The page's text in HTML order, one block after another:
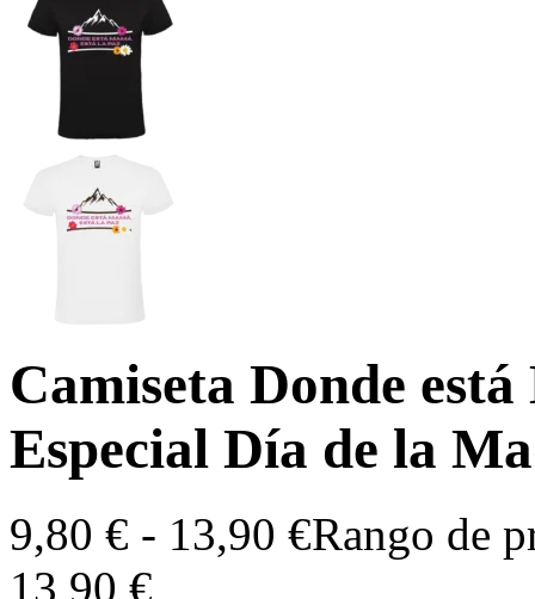
Camiseta Donde
Especial Día de la
9,80 € - 13,90 €Rango de
13,90 €